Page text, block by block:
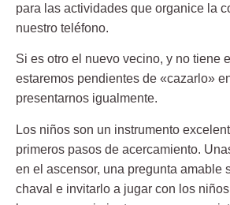
para las actividades que organice la
nuestro teléfono.
Si es otro el nuevo vecino, y no tiene
estaremos pendientes de «cazarlo»
presentarnos igualmente.
Los niños son un instrumento
primeros pasos de acercamiento.
en el ascensor, una pregunta amable
chaval e invitarlo a jugar con los